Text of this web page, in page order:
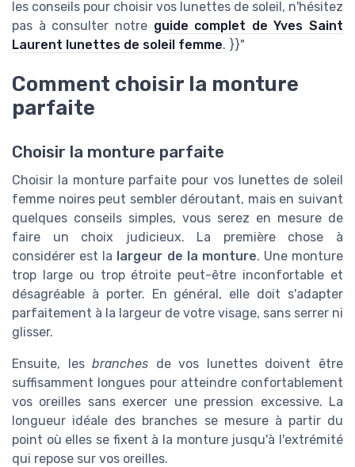
les conseils pour choisir vos lunettes de soleil, n'hésitez
pas à consulter notre guide complet de Yves Saint
Laurent lunettes de soleil femme. }}"
Comment choisir la monture
parfaite
Choisir la monture parfaite
Choisir la monture parfaite pour vos lunettes de soleil
femme noires peut sembler déroutant, mais en suivant
quelques conseils simples, vous serez en mesure de
faire un choix judicieux. La première chose à
considérer est la largeur de la monture. Une monture
trop large ou trop étroite peut-être inconfortable et
désagréable à porter. En général, elle doit s'adapter
parfaitement à la largeur de votre visage, sans serrer ni
glisser.
Ensuite, lesbranches de vos lunettes doivent être
suffisamment longues pour atteindre confortablement
vos oreilles sans exercer une pression excessive. La
longueur idéale des branches se mesure à partir du
point où elles se fixent à la monture jusqu'à l'extrémité
qui repose sur vos oreilles.